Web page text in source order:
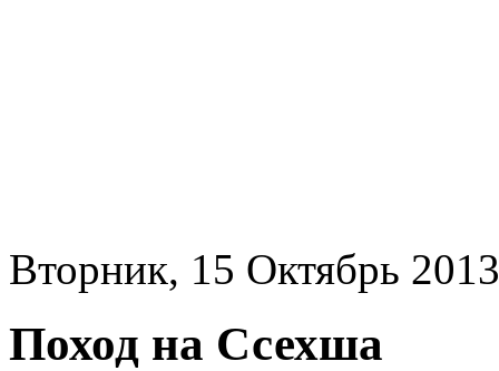
Вторник, 15 Октябрь
Поход на Ссехша